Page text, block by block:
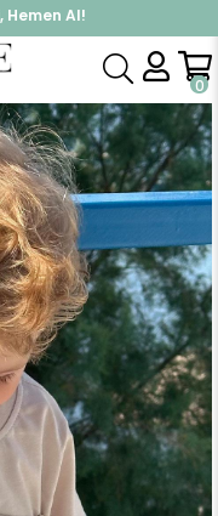
Hemen Al!
Hemen Üye Ol!
0
Erkek Çocuk Tişört Cool Yazı Armalı Cepli Bej (1.5-4 Yaş)